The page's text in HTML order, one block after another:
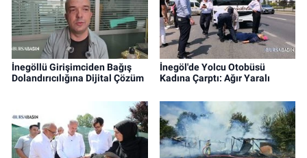
İnegöllü Girişimciden Bağış
Dolandırıcılığına Dijital Çözüm
İnegöl'de Yolcu Otobüsü
Kadına Çarptı: Ağır Yaralı